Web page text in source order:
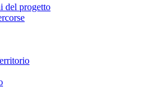
del progetto